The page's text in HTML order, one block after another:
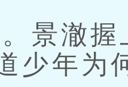
景澈握
少年为